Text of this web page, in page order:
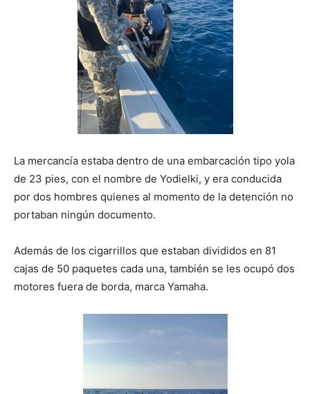
La mercancía estaba dentro de una embarcación tipo yola
de 23 pies, con el nombre de Yodielki, y era conducida
por dos hombres quienes al momento de la detención no
portaban ningún documento.
Además de los cigarrillos que estaban divididos en 81
cajas de 50 paquetes cada una, también se les ocupó dos
motores fuera de borda, marca Yamaha.